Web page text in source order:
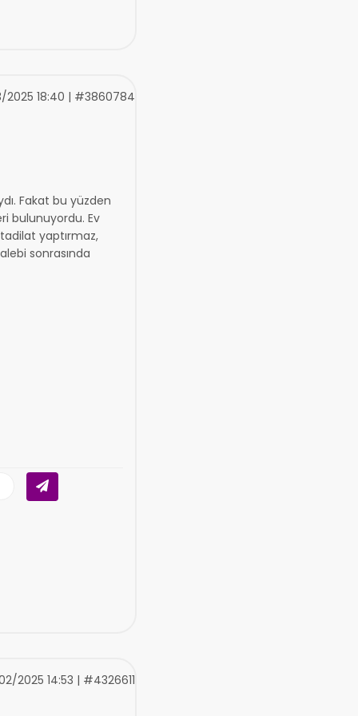
2025 18:40 | #3860784
Fakat bu yüzden
bulunuyordu. Ev
yaptırmaz,
sonrasında
2025 14:53 | #4326611